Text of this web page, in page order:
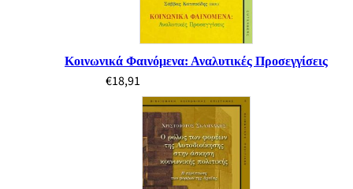
Κοινωνικά Φαινόμενα: Αναλυτικές Προσεγγίσεις
€18,91